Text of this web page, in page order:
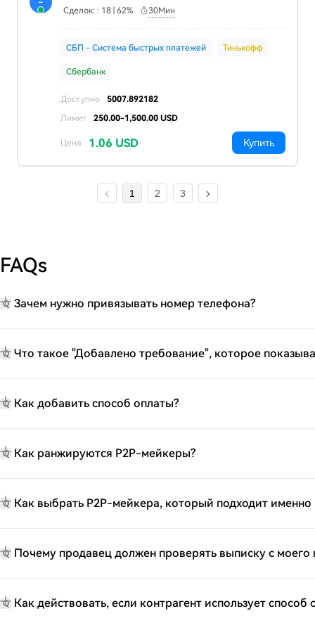
Сделок: : 18 | 62% 30Мин
СБП - Система быстрых платежей Тинькофф
Сбербанк
Доступно
5007.892182
Лимит
250.00-1,500.00 USD
Цена 1.06 USD Купить
1 2 3
FAQs
Q Зачем нужно привязывать номер телефона?
Q Что такое "Добавлено требование", которое
Q Как добавить способ оплаты?
Q Как ранжируются P2P-мейкеры?
Q Как выбрать P2P-мейкера, который подходит именно
Q Почему продавец должен проверять выписку с моего
Q Как действовать, если контрагент использует